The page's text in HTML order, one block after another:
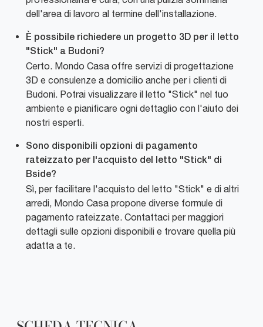
dell'area di lavoro al termine dell'installazione.
È possibile richiedere un progetto 3D per il letto
"Stick" a Budoni?
Certo. Mondo Casa offre servizi di progettazione
3D e consulenze a domicilio anche per i clienti di
Budoni. Potrai visualizzare il letto "Stick" nel tuo
ambiente e pianificare ogni dettaglio con l'aiuto dei
nostri esperti.
Sono disponibili opzioni di pagamento
rateizzato per l'acquisto del letto "Stick" di
Bside?
Sì, per facilitare l'acquisto del letto "Stick" e di altri
arredi, Mondo Casa propone diverse formule di
pagamento rateizzate. Contattaci per maggiori
dettagli sulle opzioni disponibili e trovare quella più
adatta a te.